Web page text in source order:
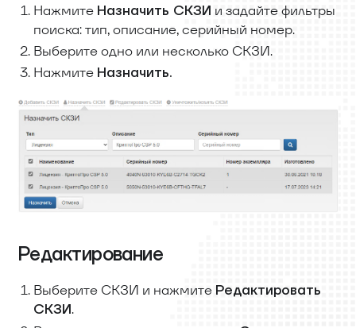
Нажмите Назначить СКЗИ и задайте фильтры
поиска: тип, описание, серийный номер.
Выберите одно или несколько СКЗИ.
Нажмите Назначить.
Редактирование
Выберите СКЗИ и нажмите Редактировать
СКЗИ.